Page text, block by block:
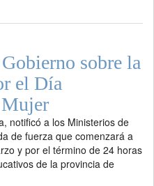
sobre la
el Día
notificó a los Ministerios de
de fuerza que comenzará a
y por el término de 24 horas
de la provincia de